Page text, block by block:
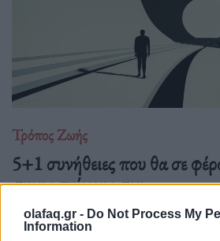
olafaq.gr - Do Not Process My
Information
Τρόπος Ζωής
5+1 συνήθειες που θα σε
στους στόχους σου
27.07.26